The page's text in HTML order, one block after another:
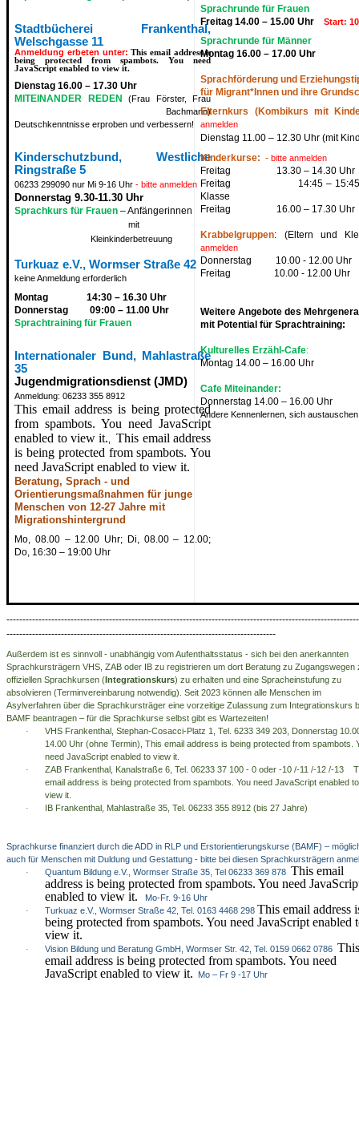
Stadtbücherei Frankenthal,
Welschgasse 11
Anmeldung erbeten unter:This email address is
being protected from spambots. You need
JavaScript enabled to view it.
Dienstag 16.00 – 17.30 Uhr
MITEINANDER REDEN (Frau Förster, Frau
Bachmann)
Deutschkenntnisse erproben und verbessern!
Kinderschutzbund, Westliche
Ringstraße 5
06233 299090 nur Mi 9-16 Uhr- bitte anmelden
Donnerstag 9.30-11.30 Uhr
Sprachkurs fürFrauen – Anfängerinnen
mit
Kleinkinderbetreuung
Turkuaz e.V., Wormser Straße 42
keine Anmeldung erforderlich
Montag
14:30 – 16.30 Uhr
Donnerstag
09:00 – 11.00 Uhr
Sprachtraining für Frauen
Internationaler Bund, Mahlastraße
35
Jugendmigrationsdienst (JMD)
Anmeldung: 06233 355 8912
This email address is being protected
from spambots. You need JavaScript
enabled to view it.
This email address
is being protected from spambots. You
need JavaScript enabled to view it.
Beratung, Sprach - und
Orientierungsmaßnahmen für junge
Menschen von 12-27 Jahre mit
Migrationshintergrund
Mo, 08.00 – 12.00 Uhr; Di, 08.00 – 12.00;
Do, 16:30 – 19:00 Uhr
Sprachrunde für Frauen
Freitag 14.00 – 15.00 Uhr
Start:
Sprachrunde für Männer
Montag 16.00 – 17.00 Uhr
Sprachförderung und
für Migrant*Innen und ihre
Elternkurs (Kombikurs mit
anmelden
Dienstag 11.00 – 12.30 Uhr (mit
Kinderkurse: -bitte anmelden
Freitag
13.30 – 14.30 Uhr
Freitag
14:45 –
Klasse
Freitag
16.00 – 17.30 Uhr
Krabbelgruppen: (Eltern und
anmelden
Donnerstag
10.00 - 12.00 Uhr
Freitag
10.00 - 12.00 Uhr
Weitere Angebote des
mit Potential für Sprachtraining:
Kulturelles Erzähl-Cafe:
Montag 14.00 – 16.00 Uhr
Cafe Miteinander:
Donnerstag 14.00 – 16.00 Uhr
Andere Kennenlernen, sich
------------------------------------------------------------------------------------
Außerdem ist es sinnvoll - unabhängig vom Aufenthaltsstatus - sich bei den anerkannten
Sprachkursträgern VHS, ZAB oder IB zu registrieren um dort Beratung zu Zugangswegen
offiziellen Sprachkursen (Integrationskurs) zu erhalten und eine Spracheinstufung zu
absolvieren (Terminvereinbarung notwendig). Seit 2023 können alle Menschen im
Asylverfahren über die Sprachkursträger eine vorzeitige Zulassung zum Integrationskurs
BAMF beantragen – für die Sprachkurse selbst gibt es Wartezeiten!
·
VHS Frankenthal, Stephan-Cosacci-Platz 1, Tel. 6233 349 203, Donnerstag
14.00 Uhr (ohne Termin), This email address is being protected from spambots.
need JavaScript enabled to view it.
·
ZAB Frankenthal, Kanalstraße 6, Tel. 06233 37 100 - 0 oder -10 /-11 /-12 /-13
email address is being protected from spambots. You need JavaScript enabled to
view it.
·
IB Frankenthal, Mahlastraße 35, Tel. 06233 355 8912 (bis 27 Jahre)
Sprachkurse finanziert durch die ADD in RLP und Erstorientierungskurse (BAMF) –
auch für Menschen mit Duldung und Gestattung - bitte bei diesen Sprachkursträgern
·
Quantum Bildung e.V., Wormser Straße 35, Tel 06233 369 878 This email
address is being protected from spambots. You need
enabled to view it.
Mo-Fr. 9-16 Uhr
·
Turkuaz e.V., Wormser Straße 42, Tel. 0163 4468 298 This email address
being protected from spambots. You need JavaScript enabled
view it.
· Vision Bildung und Beratung GmbH, Wormser Str. 42, Tel. 0159 0662 0786 This
email address is being protected from spambots. You need
JavaScript enabled to view it.
Mo – Fr 9 -17 Uhr